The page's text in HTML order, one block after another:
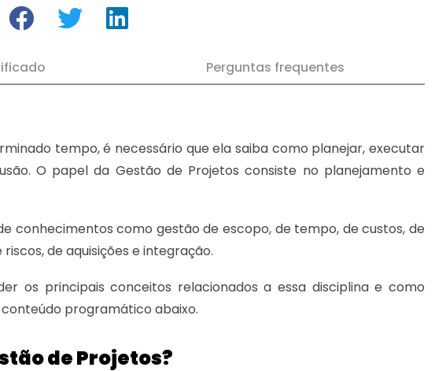
Perguntas frequentes
tempo, é necessário que ela saiba como planejar, executar
O papel da Gestão de Projetos consiste no planejamento e
conhecimentos como gestão de escopo, de tempo, de custos, de
de aquisições e integração.
os principais conceitos relacionados a essa disciplina e como
programático abaixo.
de Projetos?